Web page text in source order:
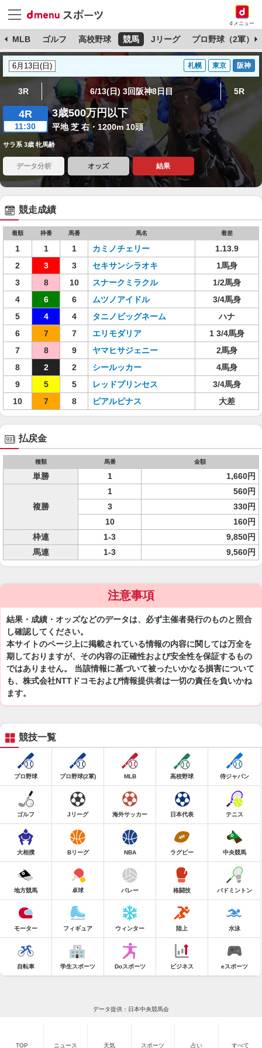
dメニュー
MLB ゴルフ 高校野球 競馬 Jリーグ プロ野球（2軍）
札幌 東京 阪神
3R 6/13(日) 3回阪神8日目 5R
4R
11:30
3歳500万円以下
平地 芝 右・1200m 10頭
サラ系 3歳 牝馬齢
データ分析 オッズ 結果
競走成績
着順 枠番 馬番 馬名 着差
1 1 1 カミノチェリー
1.13.9
2
3 3 セキサンシラオキ
1馬身
3
8 10 スナークミラクル
1/2馬身
4
6 6 ムツノアイドル
3/4馬身
5
4 4 タニノビッグネーム
ハナ
6
7 7 エリモダリア
1 3/4馬身
7
8 9 ヤマヒサジェニー
2馬身
8
2 2 シールッカー
4馬身
9
5 5 レッドプリンセス
3/4馬身
10
7 8 ピアルピナス 大差
払戻金
種類 馬番 金額
単勝 1 1,660円
複勝
1
560円
3
330円
10
160円
枠連
1-3
9,850円
馬連
1-3 9,560円
注意事項
結果・成績・オッズなどのデータは、必ず主催者発行のものと照合
し確認してください。
本サイトのページ上に掲載されている情報の内容に関しては万全を
期しておりますが、その内容の正確性および安全性を保証するもの
ではありません。 当該情報に基づいて被ったいかなる損害について
も、株式会社NTTドコモおよび情報提供者は一切の責任を負いかね
ます。
競技一覧
プロ野球 プロ野球(2軍) MLB 高校野球 侍ジャパン
ゴルフ Jリーグ 海外サッカー 日本代表 テニス
大相撲 Bリーグ NBA ラグビー 中央競馬
地方競馬 卓球 バレー 格闘技 バドミントン
モーター フィギュア ウィンター 陸上 水泳
自転車 学生スポーツ Doスポーツ ビジネス eスポーツ
データ提供：日本中央競馬会
TOP ニュース 天気 スポーツ 占い すべて